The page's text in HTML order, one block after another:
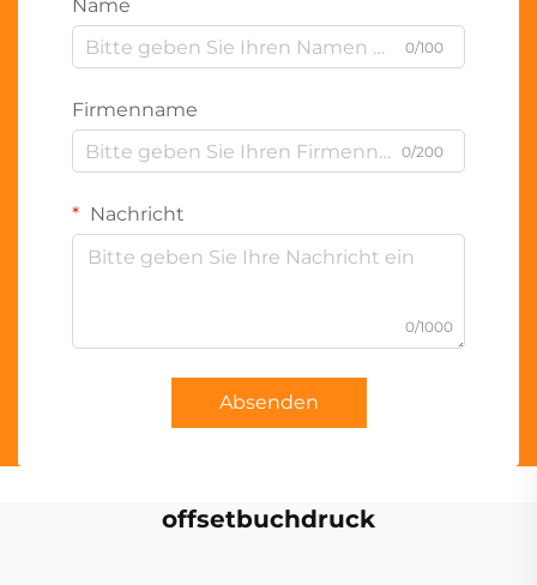
Name
0/100
Firmenname
0/200
Nachricht
0/1000
Absenden
offsetbuchdruck